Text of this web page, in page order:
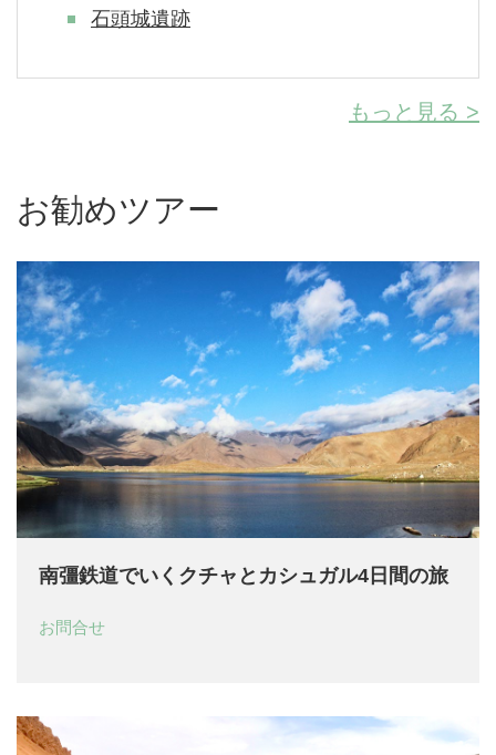
石頭城遺跡
もっと見る >
お勧めツアー
南彊鉄道でいくクチャとカシュガル4日間の旅
お問合せ